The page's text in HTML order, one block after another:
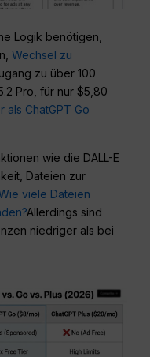
Logik benötigen,
Wechsel zu
zu über 100
Pro, für nur $5,80
als ChatGPT Go
wie die DALL-E
Dateien zur
viele Dateien
Allerdings sind
niedriger als bei